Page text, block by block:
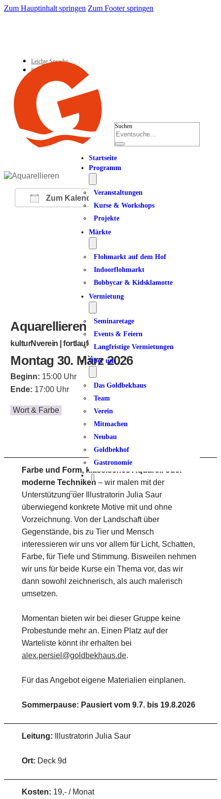
Zum Hauptinhalt springen Zum Footer springen
Leichte Sprache
Kontakt
Suchen
Startseite
Programm
Veranstaltungen
Kurse & Workshops
Projekte
Märkte
Flohmarkt auf dem Hof
Indoorflohmarkt
Bobbycar & Kidsklamotte
Vermietung
Seminaretage
Events & Feiern
Langfristige Vermietungen
Über uns
Das Goldbekhaus
Team
Verein
Mitmachen
Neubau
Goldbekhof
Gastronomie
Zum Kalender hinzufügen
ICS herunterladen
Google Kalender
iCalendarOffice 365
Aquarellieren
kulturNverein | fortlaufend
Montag 30. März 2026
Beginn: 15:00 Uhr
Ende: 17:00 Uhr
Wort & Farbe
Farbe und Form, klassisches Aquarell oder
moderne Techniken – wir malen mit der
Unterstützung der Illustratorin Julia Saur
überwiegend konkrete Motive mit und ohne
Vorzeichnung. Von der Landschaft über
Gegenstände, bis zu Tier und Mensch
interessieren wir uns vor allem für Licht, Schatten,
Farbe, für Tiefe und Stimmung. Bisweilen nehmen
wir uns für beide Kurse ein Thema vor, das wir
dann sowohl zeichnerisch, als auch malerisch
umsetzen.
Momentan bieten wir bei dieser Gruppe keine
Probestunde mehr an. Einen Platz auf der
Warteliste könnt ihr erhalten bei
alex.persiel@goldbekhaus.de.
Für das Angebot eigene Materialien einplanen.
Sommerpause: Pausiert vom 9.7. bis 19.8.2026
Leitung: Illustratorin Julia Saur
Ort: Deck 9d
Kosten: 19,- / Monat